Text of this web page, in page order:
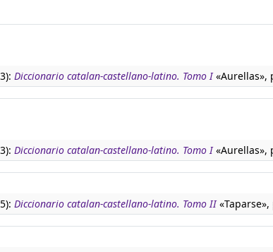
Diccionario catalan-castellano-latino. Tomo I«Aurellas»,
Diccionario catalan-castellano-latino. Tomo I«Aurellas»,
Diccionario catalan-castellano-latino. Tomo II«Taparse»,